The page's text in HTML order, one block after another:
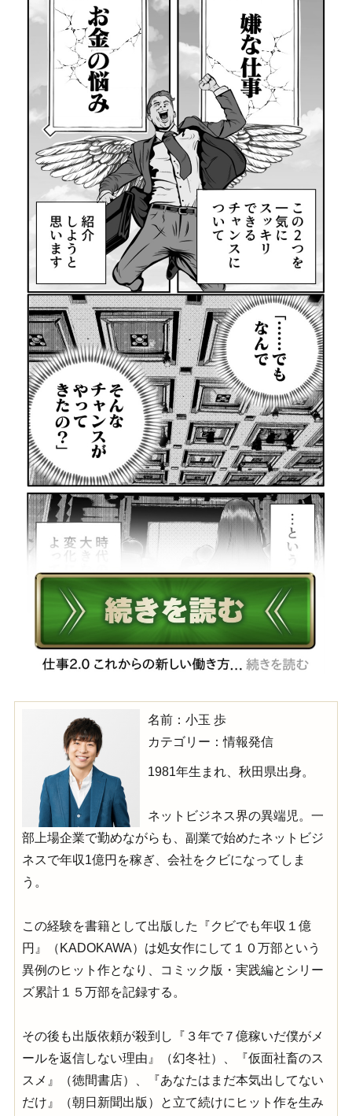
名前：小玉 歩
カテゴリー：情報発信
1981年生まれ、秋田県出身。
ネットビジネス界の異端児。一
部上場企業で勤めながらも、副業で始めたネットビジ
ネスで年収1億円を稼ぎ、会社をクビになってしま
う。
この経験を書籍として出版した『クビでも年収１億
円』（KADOKAWA）は処女作にして１０万部という
異例のヒット作となり、コミック版・実践編とシリー
ズ累計１５万部を記録する。
その後も出版依頼が殺到し『３年で７億稼いだ僕がメ
ールを返信しない理由』（幻冬社）、『仮面社畜のス
スメ』（徳間書店）、『あなたはまだ本気出してない
だけ』（朝日新聞出版）と立て続けにヒット作を生み